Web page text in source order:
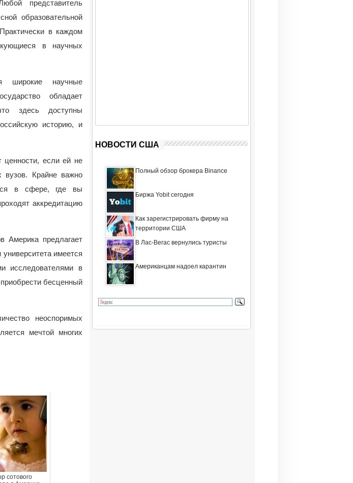
представитель
образовательной
в каждом
в научных
широкие научные
обладает
здесь доступны
историю, и
ценности, если ей не
вузов. Крайне важно
в сфере, где вы
аккредитацию
Америка предлагает
имеется
исследователями в
бесценный
неоспоримых
мечтой многих
сотового
НОВОСТИ США
Полный обзор брокера Binance
Биржа Yobit сегодня
Как зарегистрировать фирму на
территории США
В Лас-Вегас вернулись туристы
Американцам надоел карантин